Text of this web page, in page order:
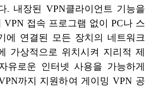
. 내장된 VPN클라이언트 기능을
VPN 접속 프로그램 없이 PC나 스
에 연결된 모든 장치의 네트워크
가상적으로 위치시켜 지리적 제
유로운 인터넷 사용을 가능하게
까지 지원하여 게이밍 VPN 공